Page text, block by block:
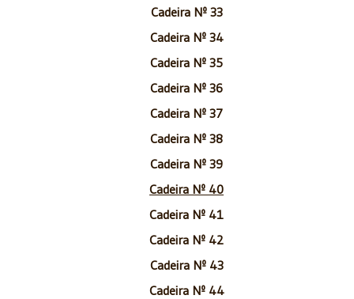
Cadeira Nº 33
Cadeira Nº 34
Cadeira Nº 35
Cadeira Nº 36
Cadeira Nº 37
Cadeira Nº 38
Cadeira Nº 39
Cadeira Nº 40
Cadeira Nº 41
Cadeira Nº 42
Cadeira Nº 43
Cadeira Nº 44